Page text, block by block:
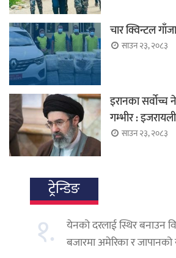
चार क्विन्टल
साउन २३, २०८३
इरानका
गम्भीर :
साउन २३, २०८३
ट्रेन्डिङ
१.
येनको दरलाई स्थिर बनाउन
बजारमा अमेरिका र